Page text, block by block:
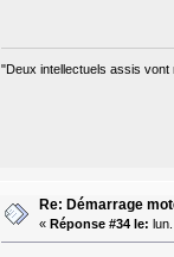
"Deux intellectuels assis vont
Re: Démarrage
« Réponse #34 le: